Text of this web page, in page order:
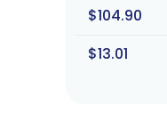
$104.90
$13.01